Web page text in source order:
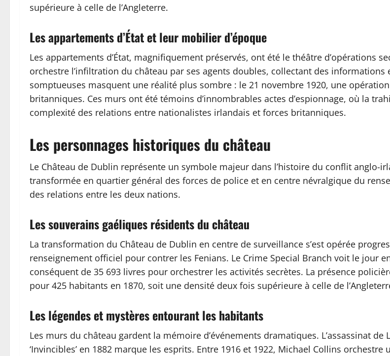
supérieure à celle de l’Angleterre.
Les appartements d’État et leur mobilier d’époque
Les appartements d’État, magnifiquement préservés, ont été le théâtre d’opérations
orchestre l’infiltration du château par ses agents doubles, collectant des
somptueuses masquent une réalité plus sombre : le 21 novembre 1920, une
britanniques. Ces murs ont été témoins d’innombrables actes d’espionnage, où la
complexité des relations entre nationalistes irlandais et forces britanniques.
Les personnages historiques du château
Le Château de Dublin représente un symbole majeur dans l’histoire du conflit anglo-
transformée en quartier général des forces de police et en centre névralgique du
des relations entre les deux nations.
Les souverains gaéliques résidents du château
La transformation du Château de Dublin en centre de surveillance s’est opérée
renseignement officiel pour contrer les Fenians. Le Crime Special Branch voit le jour
conséquent de 35 693 livres pour orchestrer les activités secrètes. La présence
pour 425 habitants en 1870, soit une densité deux fois supérieure à celle de
Les légendes et mystères entourant les habitants
Les murs du château gardent la mémoire d’événements dramatiques. L’assassinat
‘Invincibles’ en 1882 marque les esprits. Entre 1916 et 1922, Michael Collins